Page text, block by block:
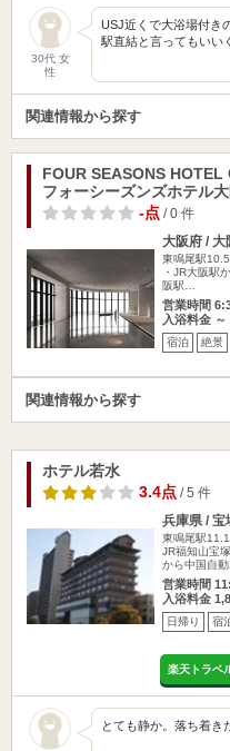
30代 女
性
USJ近くで大浴場付き
駅直結と言ってもいい
関連情報から探す
FOUR SEASONS HOTEL
フォーシーズンズホテル
-点/ 0 件
大阪府 / 大
東鳴尾駅
・JR大阪駅
阪駅…
営業時間
入浴料金 ～
宿泊 絶景
関連情報から探す
ホテル若水
3.4点/ 5 件
兵庫県 / 宝
東鳴尾駅
JR福知山宝
から中国自動
営業時間
入浴料金
日帰り 宿
楽天トラベ
とても静か。落ち着き